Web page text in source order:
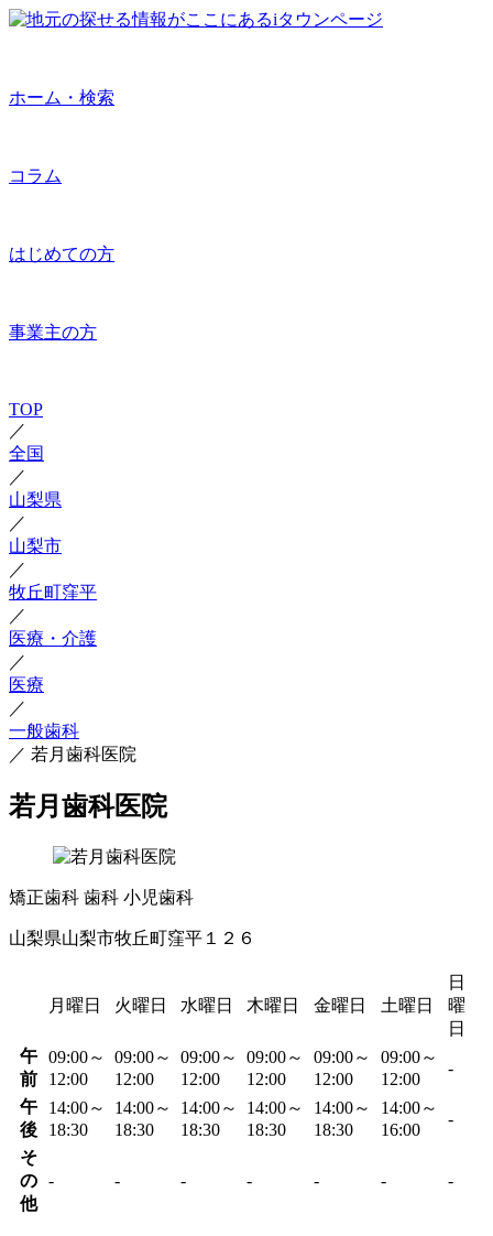
ホーム・検索
コラム
はじめての方
事業主の方
TOP
／
全国
／
山梨県
／
山梨市
／
牧丘町窪平
／
医療・介護
／
医療
／
一般歯科
／ 若月歯科医院
若月歯科医院
矯正歯科 歯科 小児歯科
山梨県山梨市牧丘町窪平１２６
月曜日 火曜日 水曜日 木曜日 金曜日 土曜日
日
曜
日
午
前
09:00～
12:00
09:00～
12:00
09:00～
12:00
09:00～
12:00
09:00～
12:00
09:00～
12:00
-
午
後
14:00～
18:30
14:00～
18:30
14:00～
18:30
14:00～
18:30
14:00～
18:30
14:00～
16:00
-
そ
の
他
- - - - - - -